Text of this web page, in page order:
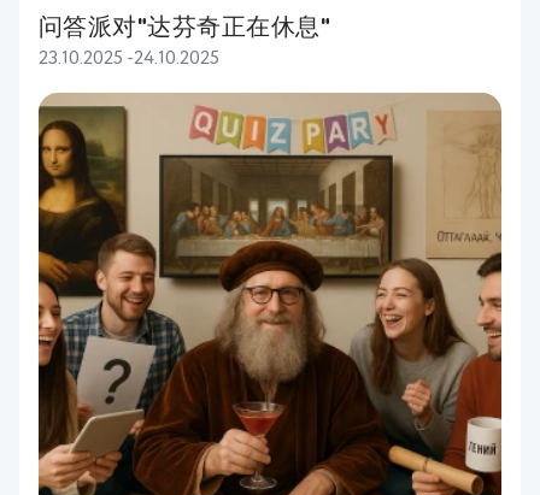
问答派对"达芬奇正在休息"
23.10.2025 -24.10.2025